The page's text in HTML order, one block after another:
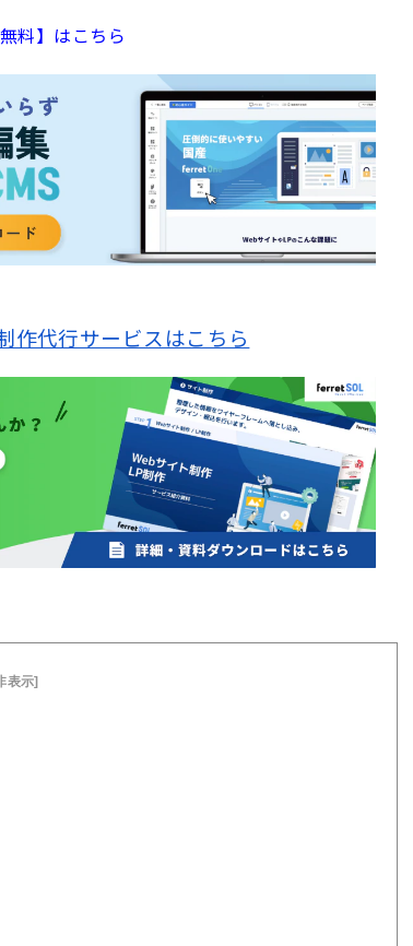
料】はこちら
代行サービスはこちら
表示]